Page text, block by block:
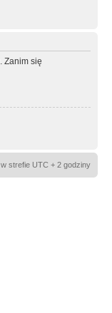
Zanim się
strefie UTC + 2 godziny